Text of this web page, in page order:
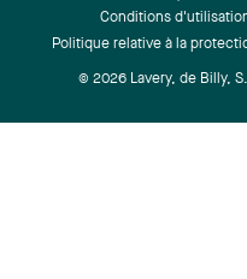
Conditions
Politique relative à la
© 2026 Lavery, de Billy,